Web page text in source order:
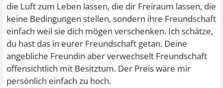
die Luft zum Leben lassen, die dir Freiraum lassen, die
keine Bedingungen stellen, sondern ihre Freundschaft
einfach weil sie dich mögen verschenken. Ich schätze,
du hast das in eurer Freundschaft getan. Deine
angebliche Freundin aber verwechselt Freundschaft
offensichtlich mit Besitztum. Der Preis wäre mir
persönlich einfach zu hoch.